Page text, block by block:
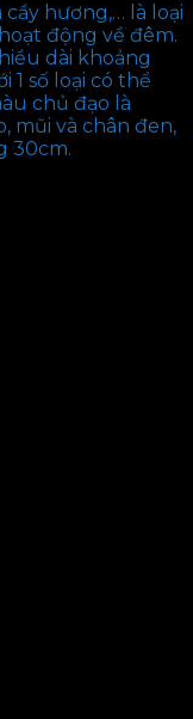
hương,… là loại
động về đêm.
dài khoảng
1 số loại có thể
chủ đạo là
mũi và chân đen,
30cm.